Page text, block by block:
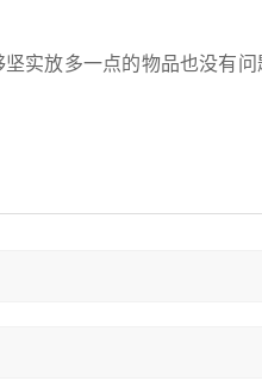
实放多一点的物品也没有